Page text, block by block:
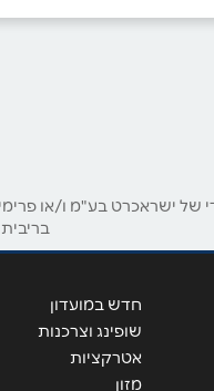
ישראכרט בע"מ ו/או
חדש במועדון
שופינג וצרכנות
אטרקציות
מזון